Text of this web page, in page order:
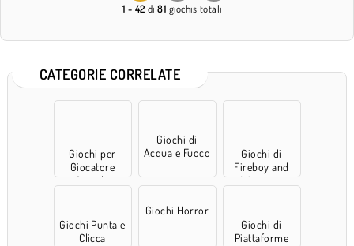
1 - 42 di81 giochis totali
CATEGORIE CORRELATE
Giochi per
Giocatore
Singolo
Giochi di
Acqua e Fuoco
Giochi di
Fireboy and
Watergirl
Giochi Punta e
Clicca
Giochi Horror
Giochi di
Piattaforme